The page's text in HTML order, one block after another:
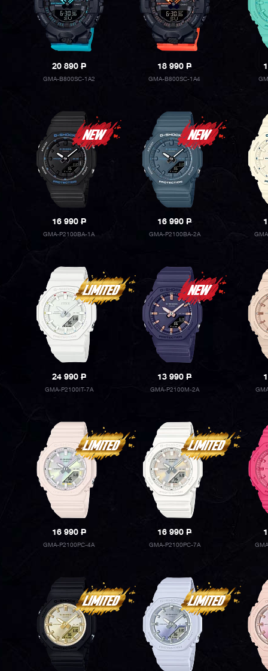
20 890P
GMA-B800SC-1A2
18 990P
GMA-B800SC-1A4
16 990P
GMA-P2100BA-1A
16 990P
GMA-P2100BA-2A
24 990P
GMA-P2100IT-7A
13 990P
GMA-P2100M-2A
16 990P
GMA-P2100PC-4A
16 990P
GMA-P2100PC-7A